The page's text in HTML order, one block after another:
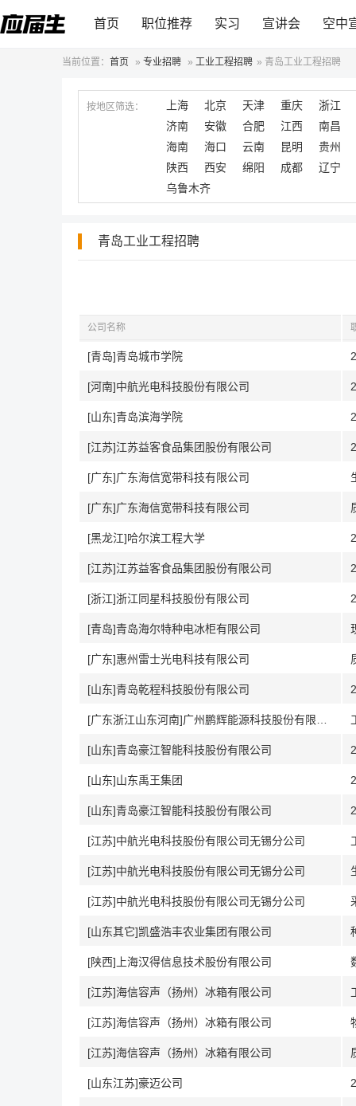
首页 职位推荐 实习 宣讲会 空中
当前位置： 首页 » 专业招聘 » 工业工程招聘 » 青岛工业工程招聘
按地区筛选： 上海 北京 天津 重庆
浙江
济南
安徽 合肥 江西
南昌
海南
海口 云南 昆明
贵州
陕西
西安 绵阳 成都
辽宁
乌鲁木齐
青岛工业工程招聘
公司名称
[青岛]青岛城市学院
[河南]中航光电科技股份有限公司
[山东]青岛滨海学院
[江苏]江苏益客食品集团股份有限公司
[广东]广东海信宽带科技有限公司
[广东]广东海信宽带科技有限公司
[黑龙江]哈尔滨工程大学
[江苏]江苏益客食品集团股份有限公司
[浙江]浙江同星科技股份有限公司
[青岛]青岛海尔特种电冰柜有限公司
[广东]惠州雷士光电科技有限公司
[山东]青岛乾程科技股份有限公司
[山东]青岛豪江智能科技股份有限公司
[山东]山东禹王集团
[山东]青岛豪江智能科技股份有限公司
[江苏]中航光电科技股份有限公司无锡分公司
[江苏]中航光电科技股份有限公司无锡分公司
[江苏]中航光电科技股份有限公司无锡分公司
[山东其它]凯盛浩丰农业集团有限公司
[陕西]上海汉得信息技术股份有限公司
[江苏]海信容声（扬州）冰箱有限公司
[江苏]海信容声（扬州）冰箱有限公司
[江苏]海信容声（扬州）冰箱有限公司
[山东江苏]豪迈公司